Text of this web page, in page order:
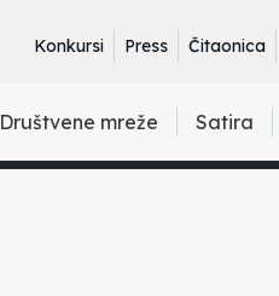
Konkursi Press Čitaonica
Društvene mreže Satira